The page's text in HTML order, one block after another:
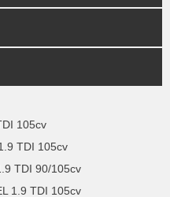
105cv
TDI 105cv
TDI 90/105cv
1.9 TDI 105cv